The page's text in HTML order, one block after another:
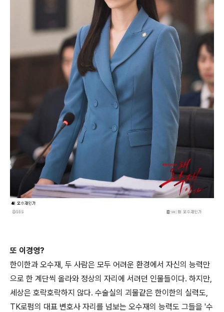
또 이경영?
한이한과 오수재, 두 사람은 모두 어려운 환경에서 자신의 능력만
으로 한 계단씩 올라와 정상의 자리에 서려던 인물들이다. 하지만,
세상은 호락호락하지 않다. 수술실의 괴물같은 한이한의 실력도,
TK로펌의 대표 변호사 자리를 넘보는 오수재의 능력도 그들을 '수